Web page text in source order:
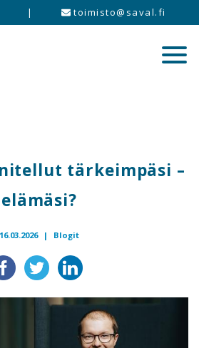
| toimisto@saval.fi
tärkeimpäsi –
elämäsi?
16.03.2026 | Blogit